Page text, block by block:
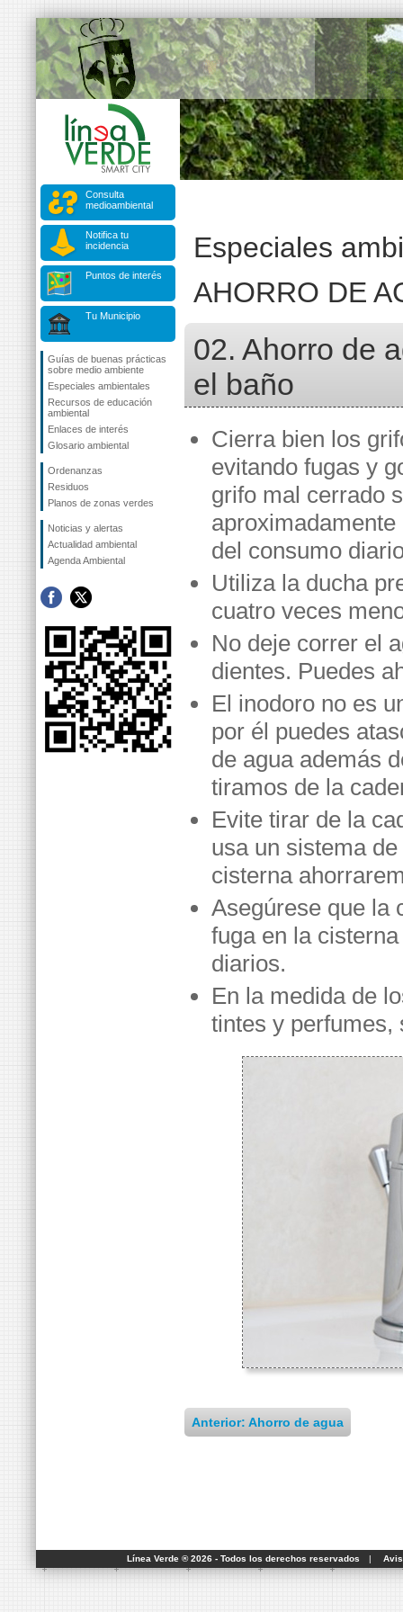
Consulta
medioambiental
Notifica tu
incidencia
Puntos de interés
Tu Municipio
Guías de buenas prácticas
sobre medio ambiente
Especiales ambientales
Recursos de educación
ambiental
Enlaces de interés
Glosario ambiental
Ordenanzas
Residuos
Planos de zonas verdes
Noticias y alertas
Actualidad ambiental
Agenda Ambiental
Especiales
AHORRO DE
02. Ahorro de
el baño
Cierra bien los
evitando fugas y
grifo mal cerrado
aproximadamente
del consumo
Utiliza la ducha
cuatro veces
No deje correr el
dientes. Puedes
El inodoro no es
por él puedes
de agua además
tiramos de la
Evite tirar de la
usa un sistema
cisterna
Asegúrese que la
fuga en la
diarios.
En la medida de
tintes y perfumes,
Anterior: Ahorro de agua
Línea Verde ® 2026 - Todos los derechos reservados |